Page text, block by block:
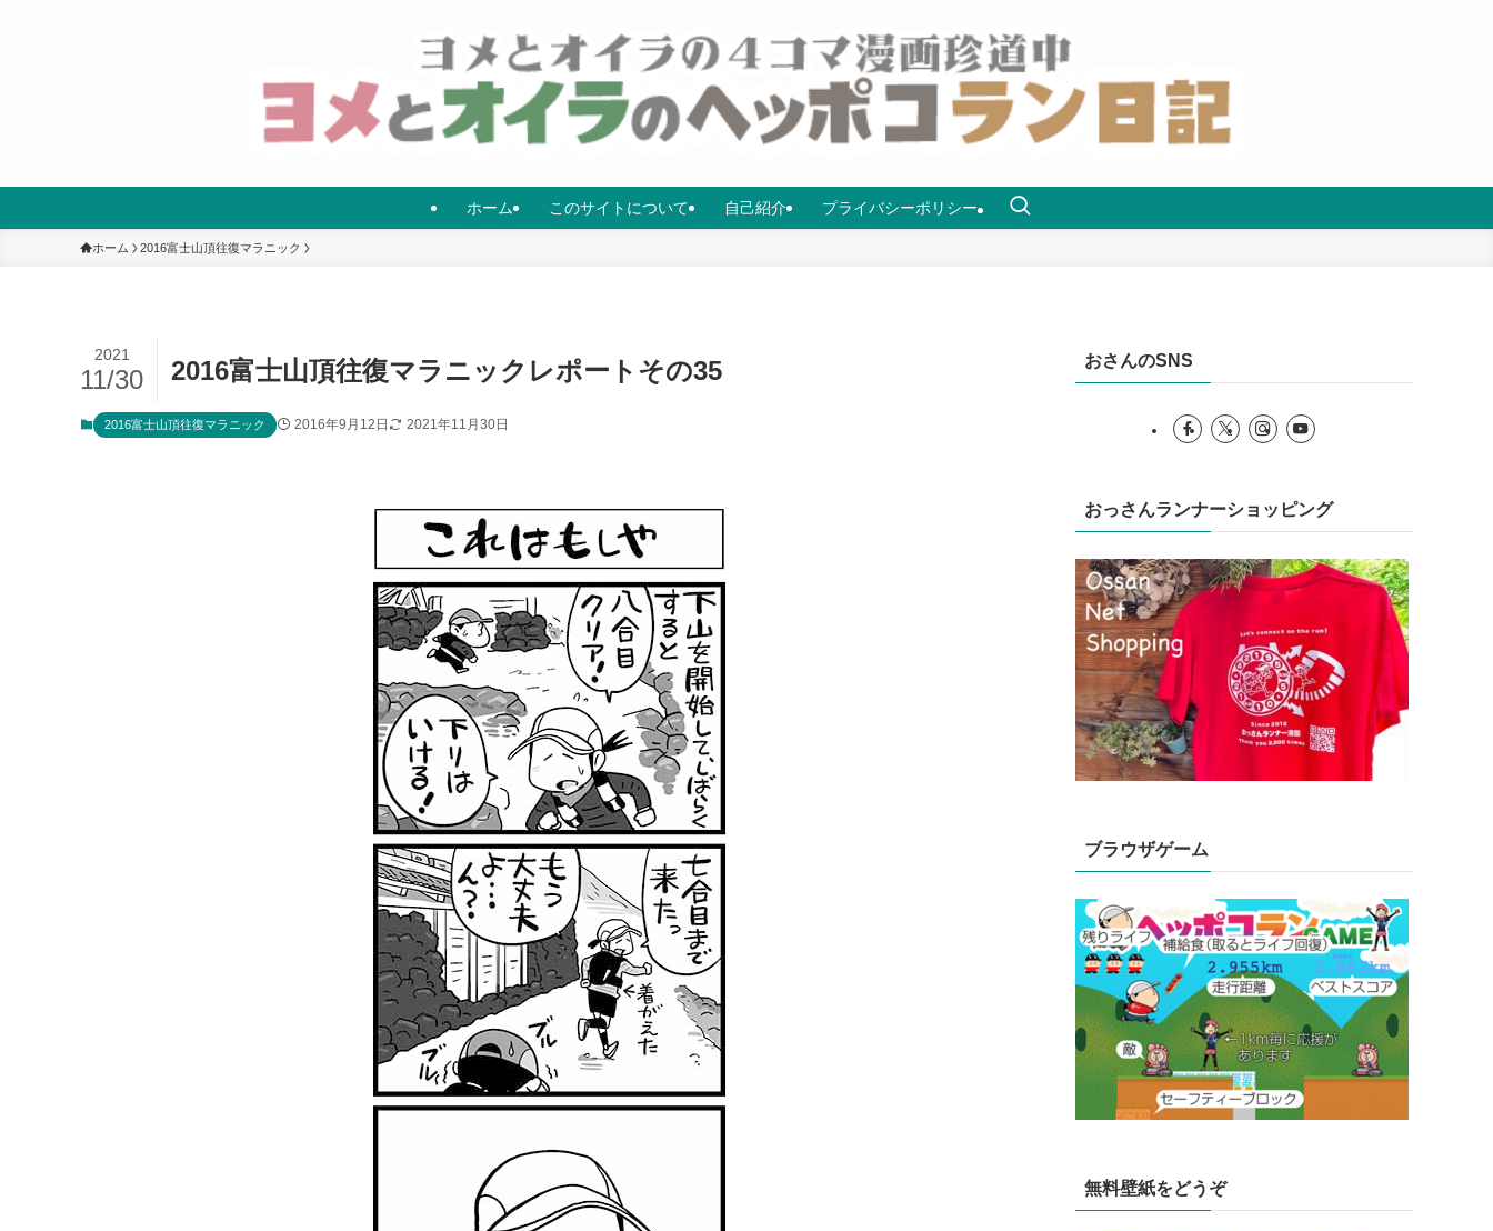
ホーム このサイトについて 自己紹介 プライバシーポリシー
ホーム 2016富士山頂往復マラニック
2016富士山頂往復マラニックレポートその35
2021
11/30
2016富士山頂往復マラニック 2016年9月12日 2021年11月30日
おさんのSNS
おっさんランナーショッピング
ブラウザゲーム
無料壁紙をどうぞ